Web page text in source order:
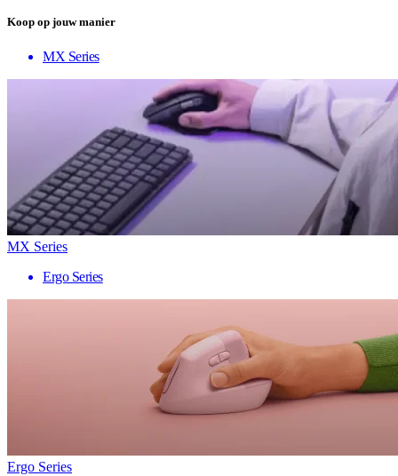
Koop op jouw manier
MX Series
MX Series
Ergo Series
Ergo Series